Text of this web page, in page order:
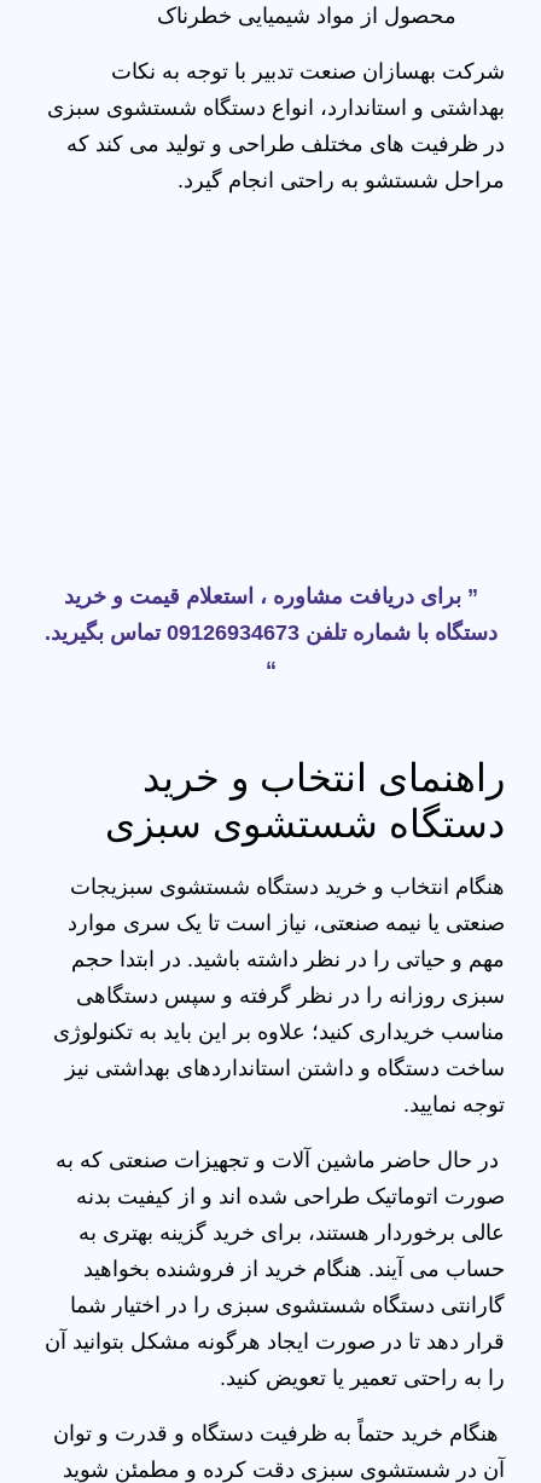
محصول از مواد شیمیایی خطرناک
شرکت بهسازان صنعت تدبیر با توجه به نکات
بهداشتی و استاندارد، انواع دستگاه شستشوی سبزی
در ظرفیت های مختلف طراحی و تولید می کند که
مراحل شستشو به راحتی انجام گیرد.
” برای دریافت مشاوره ، استعلام قیمت و خرید
دستگاه با شماره تلفن 09126934673 تماس بگیرید.
“
راهنمای انتخاب و خرید
دستگاه شستشوی سبزی
هنگام انتخاب و خرید دستگاه شستشوی سبزیجات
صنعتی یا نیمه صنعتی، نیاز است تا یک سری موارد
مهم و حیاتی را در نظر داشته باشید. در ابتدا حجم
سبزی روزانه را در نظر گرفته و سپس دستگاهی
مناسب خریداری کنید؛ علاوه بر این باید به تکنولوژی
ساخت دستگاه و داشتن استانداردهای بهداشتی نیز
توجه نمایید.
در حال حاضر ماشین آلات و تجهیزات صنعتی که به
صورت اتوماتیک طراحی شده اند و از کیفیت بدنه
عالی برخوردار هستند، برای خرید گزینه بهتری به
حساب می‌ آیند. هنگام خرید از فروشنده بخواهید
گارانتی دستگاه شستشوی سبزی را در اختیار شما
قرار دهد تا در صورت ایجاد هرگونه مشکل بتوانید آن
را به راحتی تعمیر یا تعویض کنید.
هنگام خرید حتماً به ظرفیت دستگاه و قدرت و توان
آن در شستشوی سبزی دقت کرده و مطمئن شوید